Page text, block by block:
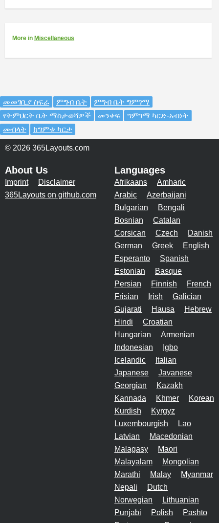
More in Miscellaneous
መመገቢያ ስፍራ ምግብ ቤት
ምግብ ቤት ግምገማ
የትምህርት ቤት ማስታወሻዎች
መንቀፍ
ግምገማ ካርድ-አብነት
መብላት
ከግምቱ ካርታ
© 2026 365Layouts.com
About Us
Imprint
Disclaimer
365Layouts on github.com
Languages
Afrikaans
Amharic
Arabic
Azerbaijani
Bulgarian
Bengali
Bosnian
Catalan
Corsican
Czech
Danish
German
Greek
English
Esperanto
Spanish
Estonian
Basque
Persian
Finnish
French
Frisian
Irish
Galician
Gujarati
Hausa
Hebrew
Hindi
Croatian
Hungarian
Armenian
Indonesian
Igbo
Icelandic
Italian
Japanese
Javanese
Georgian
Kazakh
Kannada
Khmer
Korean
Kurdish
Kyrgyz
Luxembourgish
Lao
Latvian
Macedonian
Malagasy
Maori
Malayalam
Mongolian
Marathi
Malay
Myanmar
Nepali
Dutch
Norwegian
Lithuanian
Punjabi
Polish
Pashto